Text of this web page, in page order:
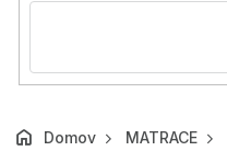
Domov MATRACE